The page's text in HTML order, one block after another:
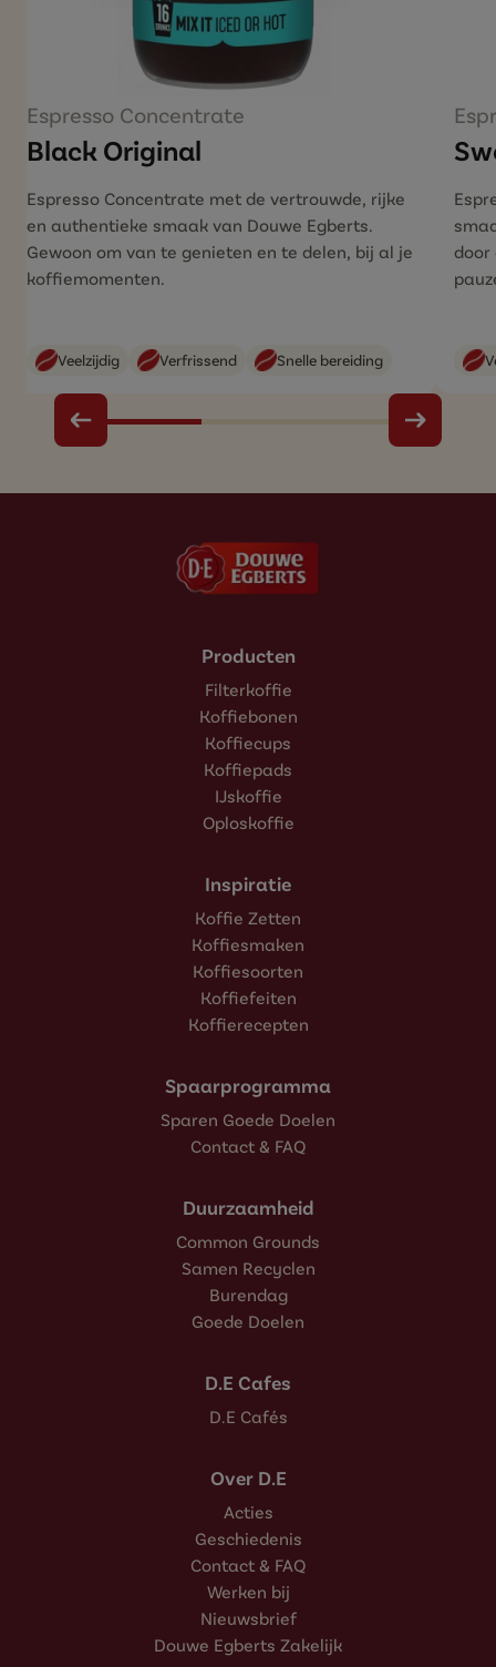
Espresso Concentrate
Black Original
Espresso Concentrate met de vertrouwde, rijke
en authentieke smaak van Douwe Egberts.
Gewoon om van te genieten en te delen, bij al je
koffiemomenten.
Veelzijdig Verfrissend Snelle bereiding
door
Producten
Filterkoffie
Koffiebonen
Koffiecups
Koffiepads
IJskoffie
Oploskoffie
Inspiratie
Koffie Zetten
Koffiesmaken
Koffiesoorten
Koffiefeiten
Koffierecepten
Spaarprogramma
Sparen Goede Doelen
Contact & FAQ
Duurzaamheid
Common Grounds
Samen Recyclen
Burendag
Goede Doelen
D.E Cafes
D.E Cafés
Over D.E
Acties
Geschiedenis
Contact & FAQ
Werken bij
Nieuwsbrief
Douwe Egberts Zakelijk